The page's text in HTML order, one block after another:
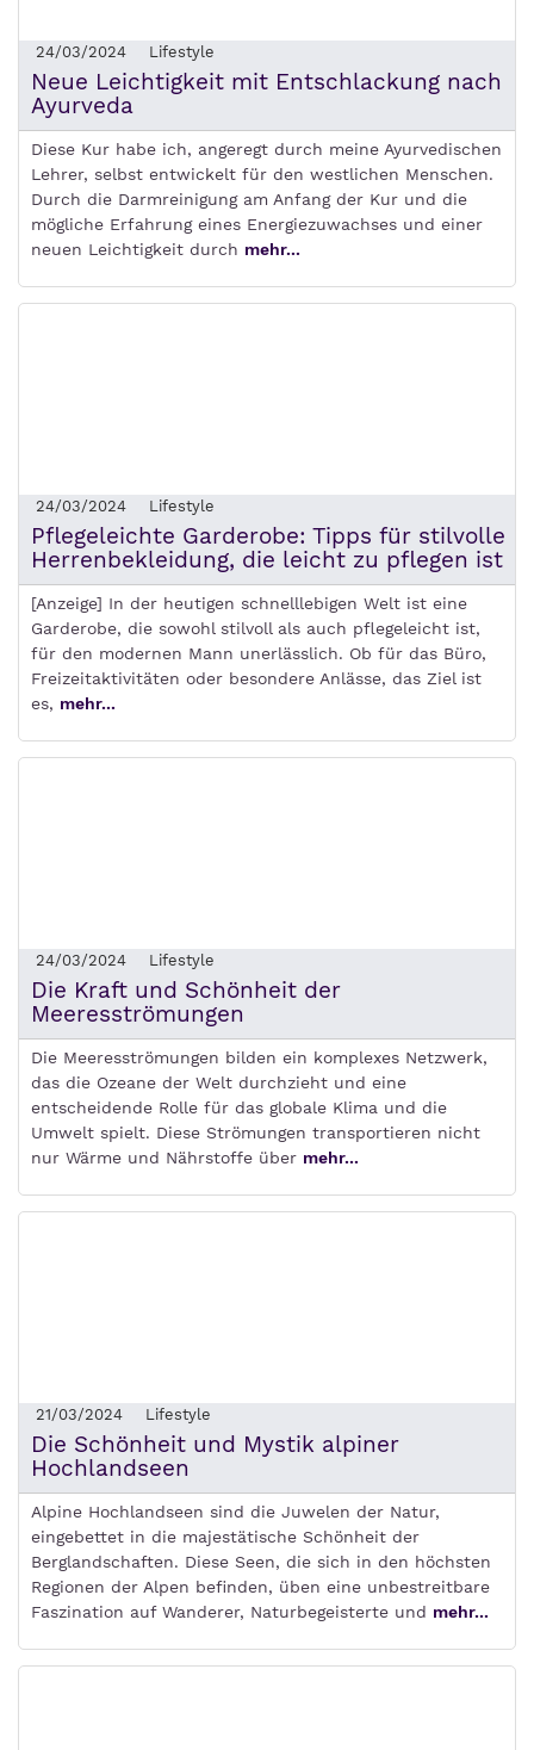
24/03/2024 Lifestyle
Neue Leichtigkeit mit Entschlackung nach
Ayurveda
Diese Kur habe ich, angeregt durch meine Ayurvedischen
Lehrer, selbst entwickelt für den westlichen Menschen.
Durch die Darmreinigung am Anfang der Kur und die
mögliche Erfahrung eines Energiezuwachses und einer
neuen Leichtigkeit durch mehr...
24/03/2024 Lifestyle
Pflegeleichte Garderobe: Tipps für stilvolle
Herrenbekleidung, die leicht zu pflegen ist
[Anzeige] In der heutigen schnelllebigen Welt ist eine
Garderobe, die sowohl stilvoll als auch pflegeleicht ist,
für den modernen Mann unerlässlich. Ob für das Büro,
Freizeitaktivitäten oder besondere Anlässe, das Ziel ist
es, mehr...
24/03/2024 Lifestyle
Die Kraft und Schönheit der
Meeresströmungen
Die Meeresströmungen bilden ein komplexes Netzwerk,
das die Ozeane der Welt durchzieht und eine
entscheidende Rolle für das globale Klima und die
Umwelt spielt. Diese Strömungen transportieren nicht
nur Wärme und Nährstoffe über mehr...
21/03/2024 Lifestyle
Die Schönheit und Mystik alpiner
Hochlandseen
Alpine Hochlandseen sind die Juwelen der Natur,
eingebettet in die majestätische Schönheit der
Berglandschaften. Diese Seen, die sich in den höchsten
Regionen der Alpen befinden, üben eine unbestreitbare
Faszination auf Wanderer, Naturbegeisterte und mehr...